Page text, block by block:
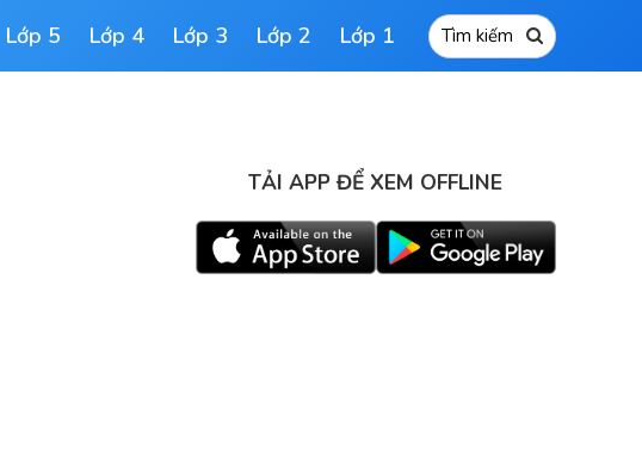
Lớp 5 Lớp 4 Lớp 3 Lớp 2 Lớp 1
TẢI APP ĐỂ XEM OFFLINE